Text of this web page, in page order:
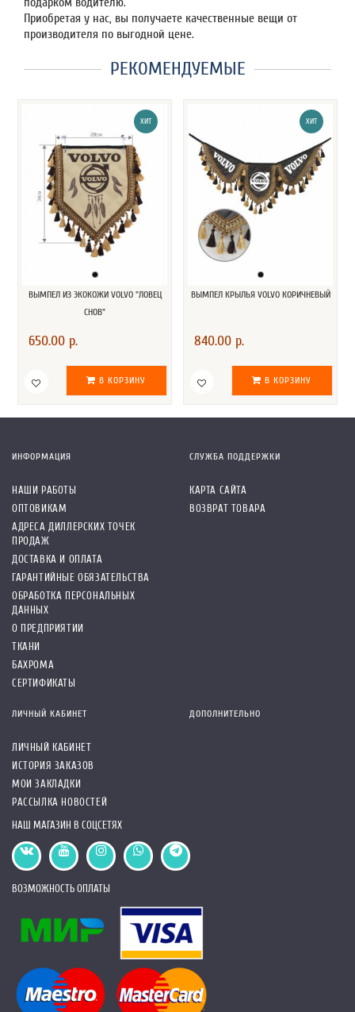
Приобретая у нас, вы получаете качественные вещи от
производителя по выгодной цене.
РЕКОМЕНДУЕМЫЕ
ХИТ
ВЫМПЕЛ ИЗ ЭКОКОЖИ VOLVO "ЛОВЕЦ
СНОВ"
650.00 р.
В КОРЗИНУ
ХИТ
ВЫМПЕЛ КРЫЛЬЯ VOLVO КОРИЧНЕВЫЙ
840.00 р.
В КОРЗИНУ
ИНФОРМАЦИЯ
НАШИ РАБОТЫ
ОПТОВИКАМ
АДРЕСА ДИЛЛЕРСКИХ ТОЧЕК
ПРОДАЖ
ДОСТАВКА И ОПЛАТА
ГАРАНТИЙНЫЕ ОБЯЗАТЕЛЬСТВА
ОБРАБОТКА ПЕРСОНАЛЬНЫХ
ДАННЫХ
О ПРЕДПРИЯТИИ
ТКАНИ
БАХРОМА
СЕРТИФИКАТЫ
СЛУЖБА ПОДДЕРЖКИ
КАРТА САЙТА
ВОЗВРАТ ТОВАРА
ЛИЧНЫЙ КАБИНЕТ
ЛИЧНЫЙ КАБИНЕТ
ИСТОРИЯ ЗАКАЗОВ
МОИ ЗАКЛАДКИ
РАССЫЛКА НОВОСТЕЙ
ДОПОЛНИТЕЛЬНО
НАШ МАГАЗИН В СОЦСЕТЯХ
ВОЗМОЖНОСТЬ ОПЛАТЫ